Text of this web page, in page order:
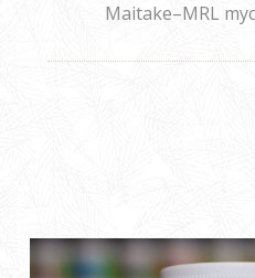
Maitake–MRL